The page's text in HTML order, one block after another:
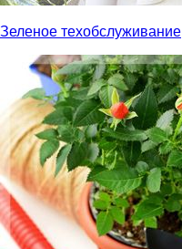
Зеленое техобслуживание